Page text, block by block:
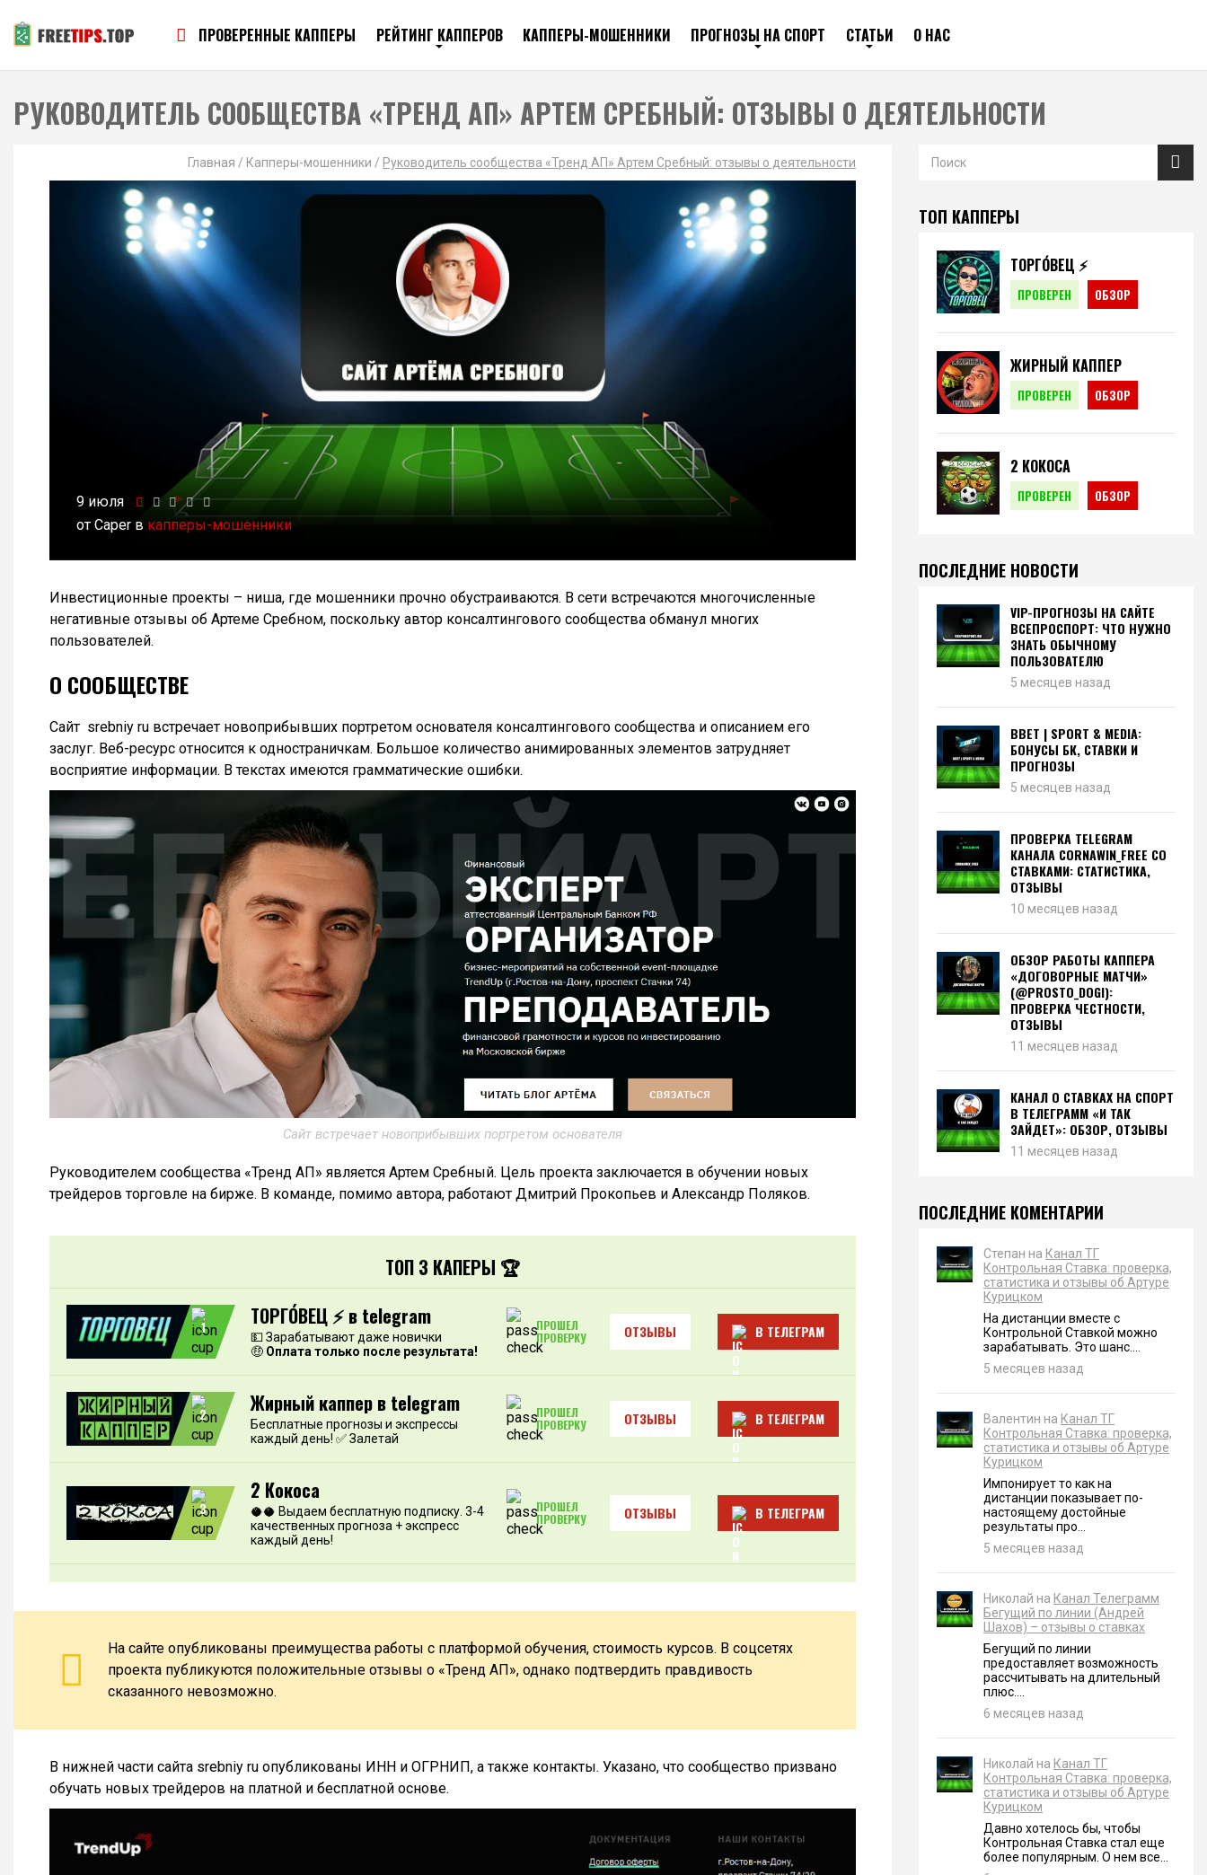
ПРОВЕРЕННЫЕ КАППЕРЫ РЕЙТИНГ КАППЕРОВ КАППЕРЫ-МОШЕННИКИ ПРОГНОЗЫ НА СПОРТ СТАТЬИ О НАС
РУКОВОДИТЕЛЬ СООБЩЕСТВА «ТРЕНД АП» АРТЕМ СРЕБНЫЙ: ОТЗЫВЫ О ДЕЯТЕЛЬНОСТИ
Главная / Капперы-мошенники / Руководитель сообщества «Тренд АП» Артем Сребный: отзывы о деятельности
9 июля
от Caper в капперы-мошенники
Инвестиционные проекты – ниша, где мошенники прочно обустраиваются. В сети встречаются многочисленные
негативные отзывы об Артеме Сребном, поскольку автор консалтингового сообщества обманул многих
пользователей.
О СООБЩЕСТВЕ
Сайт srebniy ru встречает новоприбывших портретом основателя консалтингового сообщества и описанием его
заслуг. Веб-ресурс относится к одностраничкам. Большое количество анимированных элементов затрудняет
восприятие информации. В текстах имеются грамматические ошибки.
Сайт встречает новоприбывших портретом основателя
Руководителем сообщества «Тренд АП» является Артем Сребный. Цель проекта заключается в обучении новых
трейдеров торговле на бирже. В команде, помимо автора, работают Дмитрий Прокопьев и Александр Поляков.
ТОП 3 КАПЕРЫ 🏆
1 ТОРГО́ВЕЦ ⚡️ в telegram
💵 Зарабатывают даже новички
🤑 Оплата только после результата!
ПРОШЕЛ
ПРОВЕРКУ
ОТЗЫВЫ В ТЕЛЕГРАМ
2 Жирный каппер в telegram
Бесплатные прогнозы и экспрессы
каждый день! ✅ Залетай
ПРОШЕЛ
ПРОВЕРКУ
ОТЗЫВЫ В ТЕЛЕГРАМ
3
2 Кокоса
🥥🥥 Выдаем бесплатную подписку. 3-4
качественных прогноза + экспресс
каждый день!
ПРОШЕЛ
ПРОВЕРКУ
ОТЗЫВЫ В ТЕЛЕГРАМ
На сайте опубликованы преимущества работы с платформой обучения, стоимость курсов. В соцсетях
проекта публикуются положительные отзывы о «Тренд АП», однако подтвердить правдивость
сказанного невозможно.
В нижней части сайта srebniy ru опубликованы ИНН и ОГРНИП, а также контакты. Указано, что сообщество призвано
обучать новых трейдеров на платной и бесплатной основе.
ТОП КАППЕРЫ
ТОРГО́ВЕЦ ⚡️
ПРОВЕРЕН ОБЗОР
ЖИРНЫЙ КАППЕР
ПРОВЕРЕН ОБЗОР
2 КОКОСА
ПРОВЕРЕН ОБЗОР
ПОСЛЕДНИЕ НОВОСТИ
VIP-ПРОГНОЗЫ НА САЙТЕ
ВСЕПРОСПОРТ: ЧТО НУЖНО
ЗНАТЬ ОБЫЧНОМУ
ПОЛЬЗОВАТЕЛЮ
5 месяцев назад
BBET | SPORT & MEDIA:
БОНУСЫ БК, СТАВКИ И
ПРОГНОЗЫ
5 месяцев назад
ПРОВЕРКА TELEGRAM
КАНАЛА CORNAWIN_FREE СО
СТАВКАМИ: СТАТИСТИКА,
ОТЗЫВЫ
10 месяцев назад
ОБЗОР РАБОТЫ КАППЕРА
«ДОГОВОРНЫЕ МАТЧИ»
(@PROSTO_DOGI):
ПРОВЕРКА ЧЕСТНОСТИ,
ОТЗЫВЫ
11 месяцев назад
КАНАЛ О СТАВКАХ НА СПОРТ
В ТЕЛЕГРАММ «И ТАК
ЗАЙДЕТ»: ОБЗОР, ОТЗЫВЫ
11 месяцев назад
ПОСЛЕДНИЕ КОМЕНТАРИИ
Степан на Канал ТГ
Контрольная Ставка: проверка,
статистика и отзывы об Артуре
Курицком
На дистанции вместе с
Контрольной Ставкой можно
зарабатывать. Это шанс....
5 месяцев назад
Валентин на Канал ТГ
Контрольная Ставка: проверка,
статистика и отзывы об Артуре
Курицком
Импонирует то как на
дистанции показывает по-
настоящему достойные
результаты про...
5 месяцев назад
Николай на Канал Телеграмм
Бегущий по линии (Андрей
Шахов) – отзывы о ставках
Бегущий по линии
предоставляет возможность
рассчитывать на длительный
плюс....
6 месяцев назад
Николай на Канал ТГ
Контрольная Ставка: проверка,
статистика и отзывы об Артуре
Курицком
Давно хотелось бы, чтобы
Контрольная Ставка стал еще
более популярным. О нем все...